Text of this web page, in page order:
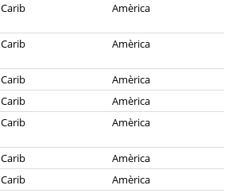
Carib Amèrica
Carib Amèrica
Carib
Amèrica
Carib
Amèrica
Carib Amèrica
Carib
Amèrica
Carib
Amèrica